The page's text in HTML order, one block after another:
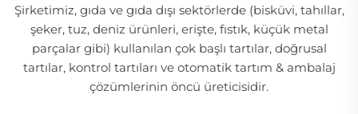
Şirketimiz, gıda ve gıda dışı sektörlerde (bisküvi, tahıllar,
şeker, tuz, deniz ürünleri, erişte, fıstık, küçük metal
parçalar gibi) kullanılan çok başlı tartılar, doğrusal
tartılar, kontrol tartıları ve otomatik tartım & ambalaj
çözümlerinin öncü üreticisidir.